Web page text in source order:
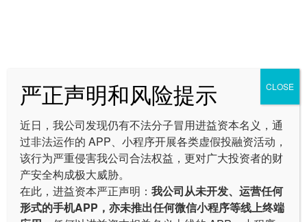
公司动态
公司动态
市场动态
进益周报
青岛进益资产管理有限公司基金合同变更通知
严正声明
关于假冒我公司名义非法运营APP的严正声明
严正声明和风险提示
近日，我公司发现仍有不法分子冒用进益资本名义，通
过非法运作的 APP、小程序开展各类虚假投融资活动，
该行为严重侵害我公司合法权益，更对广大投资者的财
产安全构成极大威胁。
在此，进益资本严正声明： 我公司从未开发、运营任何
形式的手机APP，亦未推出任何微信小程序等线上终端
CLOSE